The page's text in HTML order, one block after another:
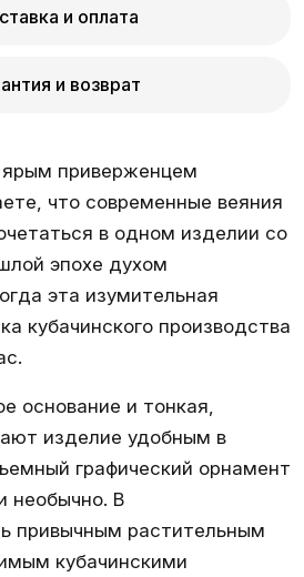
и оплата
и возврат
ярым приверженцем
что современные веяния
в одном изделии со
эпохе духом
эта изумительная
кубачинского производства
основание и тонкая,
изделие удобным в
графический орнамент
необычно. В
привычным растительным
кубачинскими